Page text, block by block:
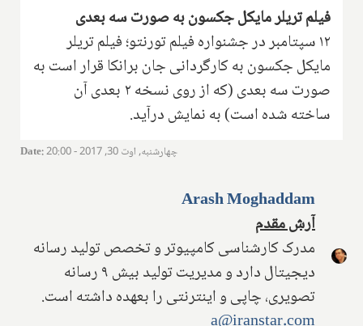
فیلم تریلر مایکل جکسون به صورت سه بعدی
۱۲ سپتامبر در جشنواره فیلم تورنتو؛ فیلم تریلر
مایکل جکسون به کارگردانی جان برانکا قرار است به
صورت سه بعدی (که از روی نسخه ۲ بعدی آن
ساخته شده است) به نمایش درآید.
Date: چهارشنبه, اوت 30, 2017 - 20:00
Arash Moghaddam
آرش مقدم
مدرک کارشناسی کامپیوتر و تخصص تولید رسانه
دیجیتال دارد و مدیریت تولید بیش ۹ رسانه
تصویری، چاپی و اینترنتی را بعهده داشته است.